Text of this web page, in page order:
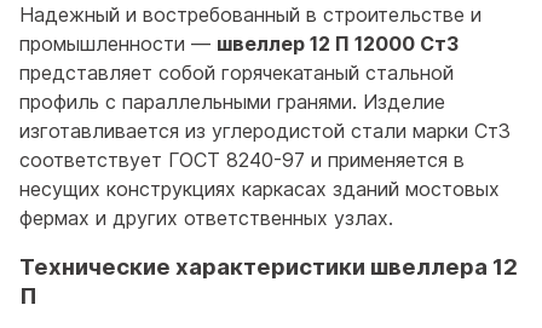
Надежный и востребованный в строительстве и
промышленности — швеллер 12 П 12000 Ст3
представляет собой горячекатаный стальной
профиль с параллельными гранями. Изделие
изготавливается из углеродистой стали марки Ст3
соответствует ГОСТ 8240-97 и применяется в
несущих конструкциях каркасах зданий мостовых
фермах и других ответственных узлах.
Технические характеристики швеллера 12
П